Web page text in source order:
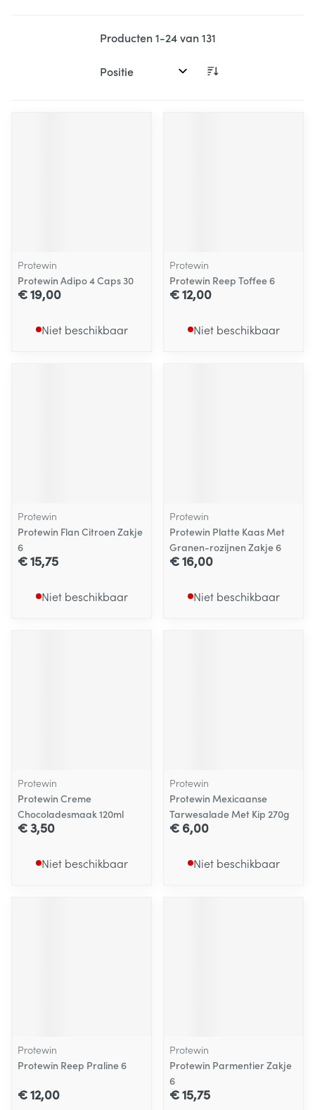
Producten1-24van131
Sorteer op:
Protewin
Protewin Adipo 4 Caps 30
€ 19,00
Niet beschikbaar
Protewin
Protewin Reep Toffee 6
€ 12,00
Niet beschikbaar
Protewin
Protewin Flan Citroen Zakje
6
€ 15,75
Niet beschikbaar
Protewin
Protewin Platte Kaas Met
Granen-rozijnen Zakje 6
€ 16,00
Niet beschikbaar
Protewin
Protewin Creme
Chocoladesmaak 120ml
€ 3,50
Niet beschikbaar
Protewin
Protewin Mexicaanse
Tarwesalade Met Kip 270g
€ 6,00
Niet beschikbaar
Protewin
Protewin Reep Praline 6
€ 12,00
Protewin
Protewin Parmentier Zakje
6
€ 15,75